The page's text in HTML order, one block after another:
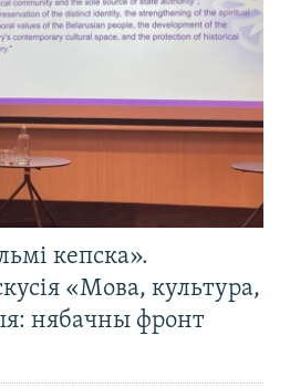
кепска».
«Мова, культура,
нябачны фронт